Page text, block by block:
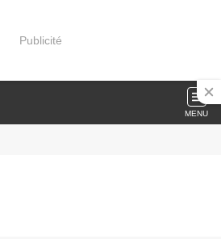
Publicité
MENU